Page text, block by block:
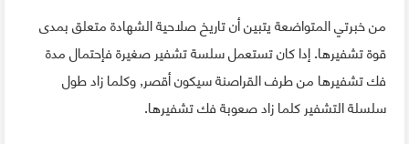
من خبرتي المتواضعة يتبين أن تاريخ صلاحية الشهادة متعلق بمدى
قوة تشفيرها. إدا كان تستعمل سلسة تشفير صغيرة فإحتمال مدة
فك تشفيرها من طرف القراصنة سيكون أقصر, وكلما زاد طول
سلسلة التشفير كلما زاد صعوبة فك تشفيرها.